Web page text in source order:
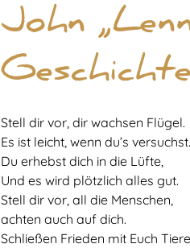
John
Geschichte
Stell dir vor, dir wachsen Flügel.
Es ist leicht, wenn du’s versuchst.
Du erhebst dich in die Lüfte,
Und es wird plötzlich alles gut.
Stell dir vor, all die Menschen,
achten auch auf dich.
Schließen Frieden mit Euch